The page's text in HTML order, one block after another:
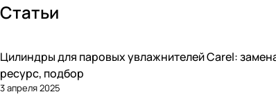
Статьи
Увлажнение
Цилиндры для паровых увлажнителей Carel:
ресурс, подбор
3 апреля 2025